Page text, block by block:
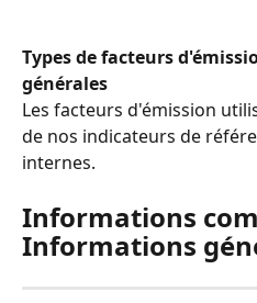
Types de facteurs
générales
Les facteurs d'émission
de nos indicateurs de
internes.
Informations
Informations